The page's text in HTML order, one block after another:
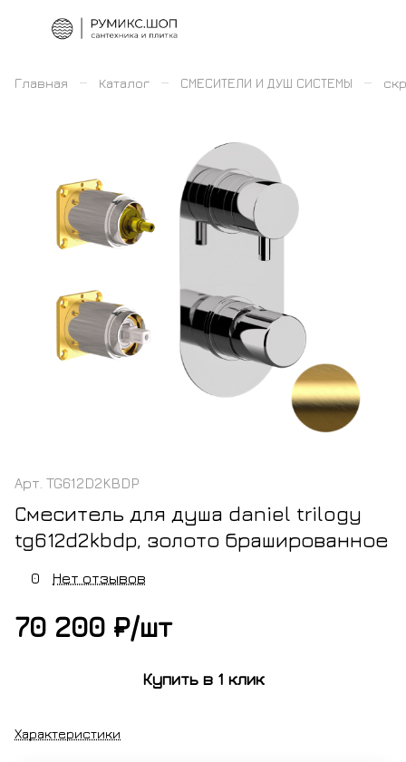
Главная – Каталог – СМЕСИТЕЛИ И ДУШ СИСТЕМЫ –
Арт. TG612D2KBDP
Смеситель для душа daniel trilogy
tg612d2kbdp, золото брашированное
0 Нет отзывов
70 200 ₽/шт
Купить в 1 клик
Характеристики